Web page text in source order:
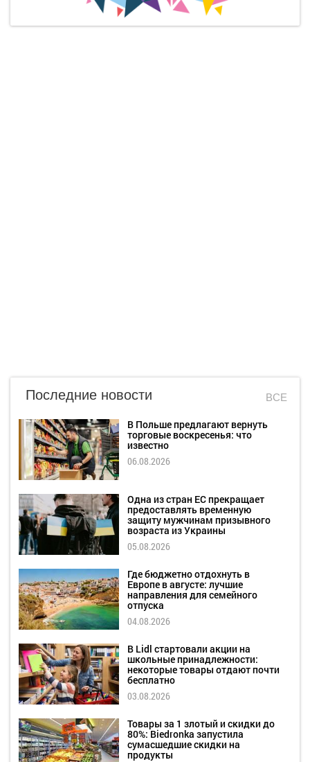
Последние новости ВСЕ
В Польше предлагают вернуть
торговые воскресенья: что
известно
06.08.2026
Одна из стран ЕС прекращает
предоставлять временную
защиту мужчинам призывного
возраста из Украины
05.08.2026
Где бюджетно отдохнуть в
Европе в августе: лучшие
направления для семейного
отпуска
04.08.2026
В Lidl стартовали акции на
школьные принадлежности:
некоторые товары отдают почти
бесплатно
03.08.2026
Товары за 1 злотый и скидки до
80%: Biedronka запустила
сумасшедшие скидки на
продукты